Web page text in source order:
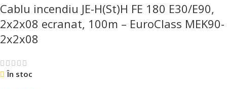
Cablu incendiu JE-H(St)H FE 180 E30/E90,
2x2x08 ecranat, 100m – EuroClass MEK90-
2x2x08
În stoc